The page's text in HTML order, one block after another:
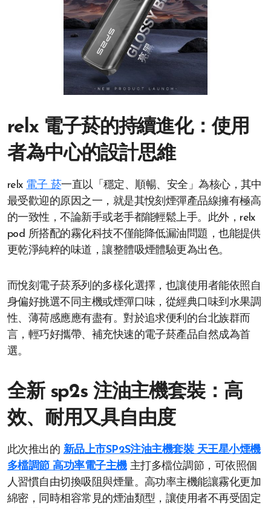
relx 電子菸的持續進化：使用
者為中心的設計思維
relx 電子 菸一直以「穩定、順暢、安全」為核心，其中
最受歡迎的原因之一，就是其悅刻煙彈產品線擁有極高
的一致性，不論新手或老手都能輕鬆上手。此外，relx
pod 所搭配的霧化科技不僅能降低漏油問題，也能提供
更乾淨純粹的味道，讓整體吸煙體驗更為出色。
而悅刻電子菸系列的多樣化選擇，也讓使用者能依照自
身偏好挑選不同主機或煙彈口味，從經典口味到水果調
性、薄荷感應應有盡有。對於追求便利的台北族群而
言，輕巧好攜帶、補充快速的電子菸產品自然成為首
選。
全新 sp2s 注油主機套裝：高
效、耐用又具自由度
此次推出的 新品上市SP2S注油主機套裝 天王星小煙機
多檔調節 高功率電子主機主打多檔位調節，可依照個
人習慣自由切換吸阻與煙量。高功率主機能讓霧化更加
綿密，同時相容常見的煙油類型，讓使用者不再受固定